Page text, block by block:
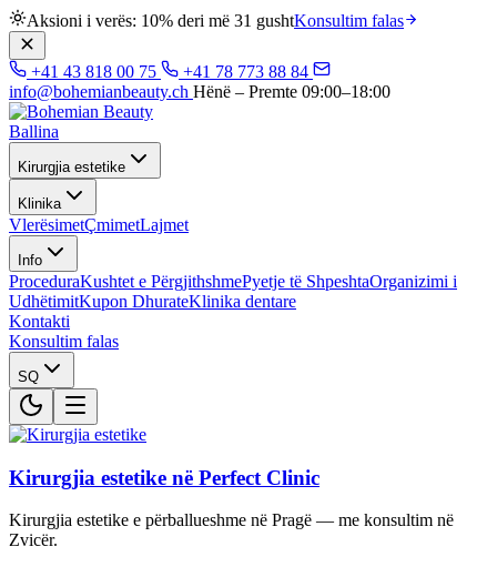
Aksioni i verës: 10% deri më 31 gushtKonsultim falas
+41 43 818 00 75
+41 78 773 88 84
info@bohemianbeauty.ch Hënë – Premte 09:00–18:00
Ballina
Kirurgjia estetike
Klinika
VlerësimetÇmimetLajmet
Info
ProceduraKushtet e PërgjithshmePyetje të ShpeshtaOrganizimi i
UdhëtimitKupon DhurateKlinika dentare
Kontakti
Konsultim falas
SQ
Kirurgjia estetike në Perfect Clinic
Kirurgjia estetike e përballueshme në Pragë — me konsultim në
Zvicër.